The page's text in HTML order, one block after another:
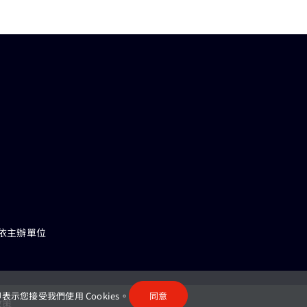
主辦單位
示您接受我們使用 Cookies。 同意